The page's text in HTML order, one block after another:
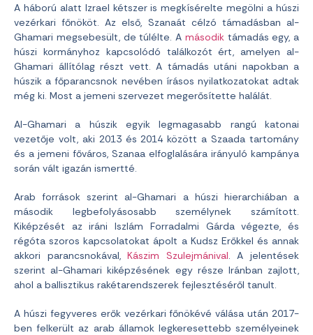
A háború alatt Izrael kétszer is megkísérelte megölni a húszi
vezérkari főnököt. Az első, Szanaát célzó támadásban al-
Ghamari megsebesült, de túlélte. A második támadás egy, a
húszi kormányhoz kapcsolódó találkozót ért, amelyen al-
Ghamari állítólag részt vett. A támadás utáni napokban a
húszik a főparancsnok nevében írásos nyilatkozatokat adtak
még ki. Most a jemeni szervezet megerősítette halálát.
Al-Ghamari a húszik egyik legmagasabb rangú katonai
vezetője volt, aki 2013 és 2014 között a Szaada tartomány
és a jemeni főváros, Szanaa elfoglalására irányuló kampánya
során vált igazán ismertté.
Arab források szerint al-Ghamari a húszi hierarchiában a
második legbefolyásosabb személynek számított.
Kiképzését az iráni Iszlám Forradalmi Gárda végezte, és
régóta szoros kapcsolatokat ápolt a Kudsz Erőkkel és annak
akkori parancsnokával,Kászim Szulejmánival . A jelentések
szerint al-Ghamari kiképzésének egy része Iránban zajlott,
ahol a ballisztikus rakétarendszerek fejlesztéséről tanult.
A húszi fegyveres erők vezérkari főnökévé válása után 2017-
ben felkerült az arab államok legkeresettebb személyeinek